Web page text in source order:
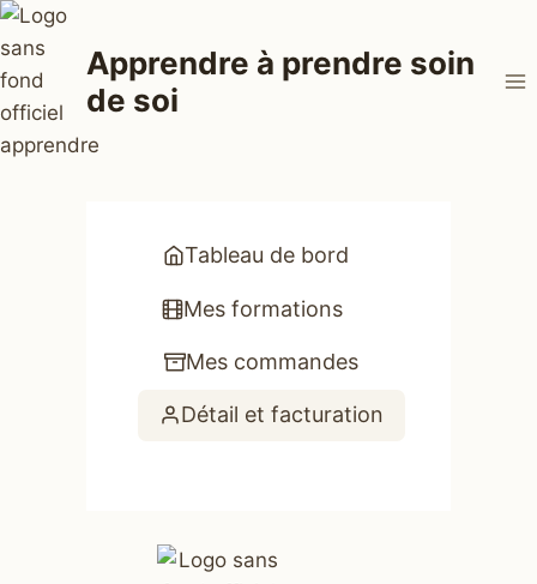
Aller
au
contenu
Apprendre à prendre soin
de soi
Tableau de bord
Mes formations
Mes commandes
Détail et facturation